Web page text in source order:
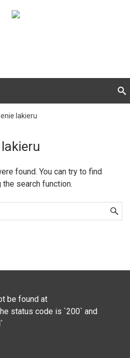
lakieru
found. You can try to find
search function.
be found at
status code is `200` and